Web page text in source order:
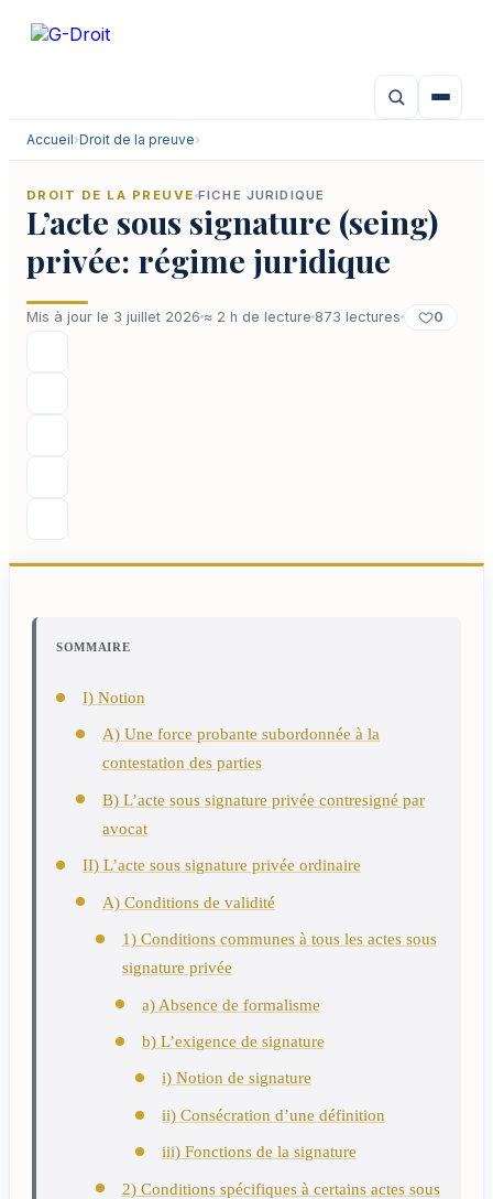
Accueil›Droit de la preuve›
DROIT DE LA PREUVE FICHE JURIDIQUE
L’acte sous signature (seing)
privée: régime juridique
Mis à jour le 3 juillet 2026 ≈ 2 h de lecture 873 lectures 0
SOMMAIRE
I) Notion
A) Une force probante subordonnée à la
contestation des parties
B) L’acte sous signature privée contresigné par
avocat
II) L’acte sous signature privée ordinaire
A) Conditions de validité
1) Conditions communes à tous les actes sous
signature privée
a) Absence de formalisme
b) L’exigence de signature
i) Notion de signature
ii) Consécration d’une définition
iii) Fonctions de la signature
2) Conditions spécifiques à certains actes sous